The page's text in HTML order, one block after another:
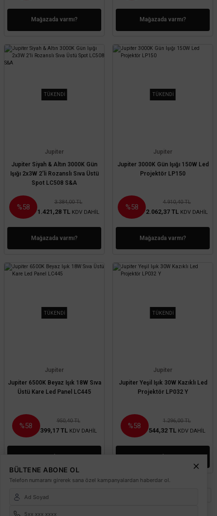
Mağazada varmı? Mağazada varmı?
TÜKENDİ
Jupiter
Jupiter Siyah & Altın 3000K Gün
Işığı 2x3W 2’li Rozanslı Sıva Üstü
Spot LC508 S&A
%58
3.384,00 TL
1.421,28 TL KDV DAHİL
Mağazada varmı?
TÜKENDİ
Jupiter
Jupiter 3000K Gün Işığı 150W Led
Projektör LP150
%58
4.910,40 TL
2.062,37 TL KDV DAHİL
Mağazada varmı?
TÜKENDİ
Jupiter
Jupiter 6500K Beyaz Işık 18W Sıva
Üstü Kare Led Panel LC445
%58
950,40 TL
399,17 TL KDV DAHİL
Mağazada varmı?
TÜKENDİ
Jupiter
Jupiter Yeşil Işık 30W Kazıklı Led
Projektör LP032 Y
%58
1.296,00 TL
544,32 TL KDV DAHİL
Mağazada varmı?
BÜLTENE ABONE OL
Telefon numaranı girerek sana özel kampanyalardan haberdar ol.